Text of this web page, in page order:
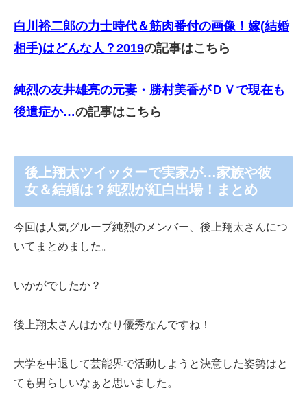
白川裕二郎の力士時代＆筋肉番付の画像！嫁(結婚
相手)はどんな人？2019の記事はこちら
純烈の友井雄亮の元妻・勝村美香がＤＶで現在も
後遺症か…の記事はこちら
後上翔太ツイッターで実家が…家族や彼
女＆結婚は？純烈が紅白出場！まとめ
今回は人気グループ純烈のメンバー、後上翔太さんにつ
いてまとめました。
いかがでしたか？
後上翔太さんはかなり優秀なんですね！
大学を中退して芸能界で活動しようと決意した姿勢はと
ても男らしいなぁと思いました。